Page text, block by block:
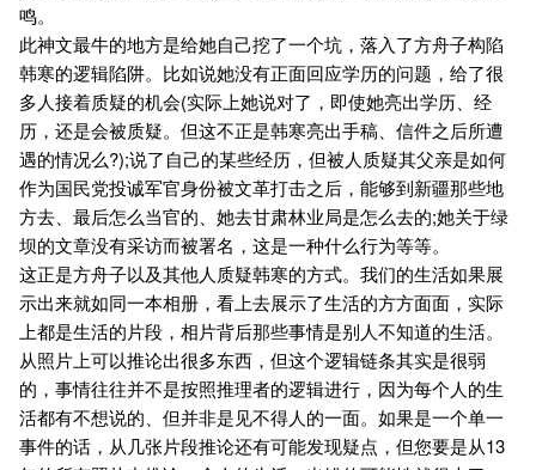
鸣。
此神文最牛的地方是给她自己挖了一个坑，落入了方舟子构陷
韩寒的逻辑陷阱。比如说她没有正面回应学历的问题，给了很
多人接着质疑的机会(实际上她说对了，即使她亮出学历、经
历，还是会被质疑。但这不正是韩寒亮出手稿、信件之后所遭
遇的情况么?);说了自己的某些经历，但被人质疑其父亲是如何
作为国民党投诚军官身份被文革打击之后，能够到新疆那些地
方去、最后怎么当官的、她去甘肃林业局是怎么去的;她关于绿
坝的文章没有采访而被署名，这是一种什么行为等等。
这正是方舟子以及其他人质疑韩寒的方式。我们的生活如果展
示出来就如同一本相册，看上去展示了生活的方方面面，实际
上都是生活的片段，相片背后那些事情是别人不知道的生活。
从照片上可以推论出很多东西，但这个逻辑链条其实是很弱
的，事情往往并不是按照推理者的逻辑进行，因为每个人的生
活都有不想说的、但并非是见不得人的一面。如果是一个单一
事件的话，从几张片段推论还有可能发现疑点，但您要是从13